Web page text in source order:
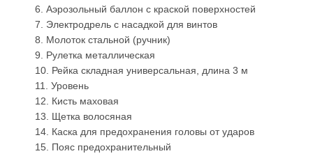
6. Аэрозольный баллон с краской поверхностей
7. Электродрель с насадкой для винтов
8. Молоток стальной (ручник)
9. Рулетка металлическая
10. Рейка складная универсальная, длина 3 м
11. Уровень
12. Кисть маховая
13. Щетка волосяная
14. Каска для предохранения головы от ударов
15. Пояс предохранительный